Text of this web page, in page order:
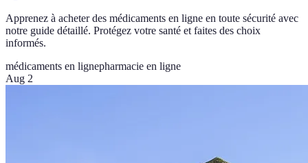
Apprenez à acheter des médicaments en ligne en toute sécurité avec
notre guide détaillé. Protégez votre santé et faites des choix
informés.
médicaments en lignepharmacie en ligne
Aug 2